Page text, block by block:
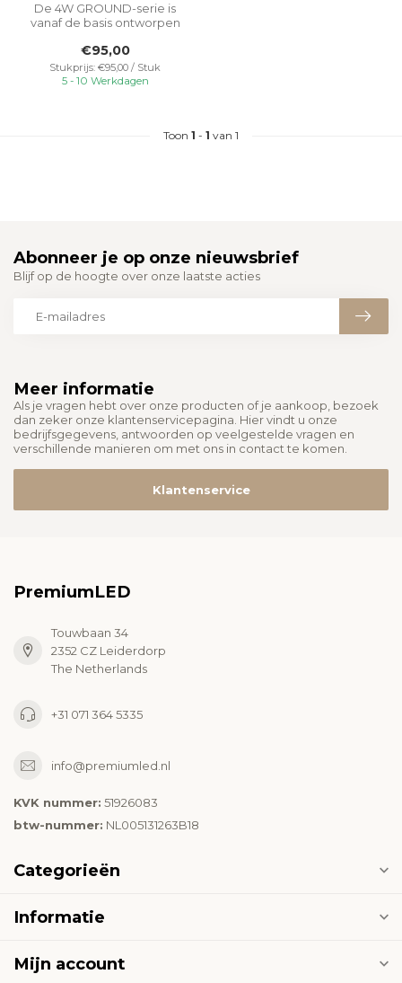
De 4W GROUND-serie is
vanaf de basis ontworpen
buitenverlichting. ...
€95,00
Stukprijs: €95,00 / Stuk
5 - 10 Werkdagen
Toon 1 - 1 van 1
Meer informatie
Als je vragen hebt over onze producten of je aankoop, bezoek
dan zeker onze klantenservicepagina. Hier vindt u onze
bedrijfsgegevens, antwoorden op veelgestelde vragen en
verschillende manieren om met ons in contact te komen.
Klantenservice
Abonneer je op onze nieuwsbrief
Blijf op de hoogte over onze laatste acties
PremiumLED
Touwbaan 34
2352 CZ Leiderdorp
The Netherlands
+31 071 364 5335
info@premiumled.nl
KVK nummer: 51926083
btw-nummer: NL005131263B18
Categorieën
Informatie
Mijn account